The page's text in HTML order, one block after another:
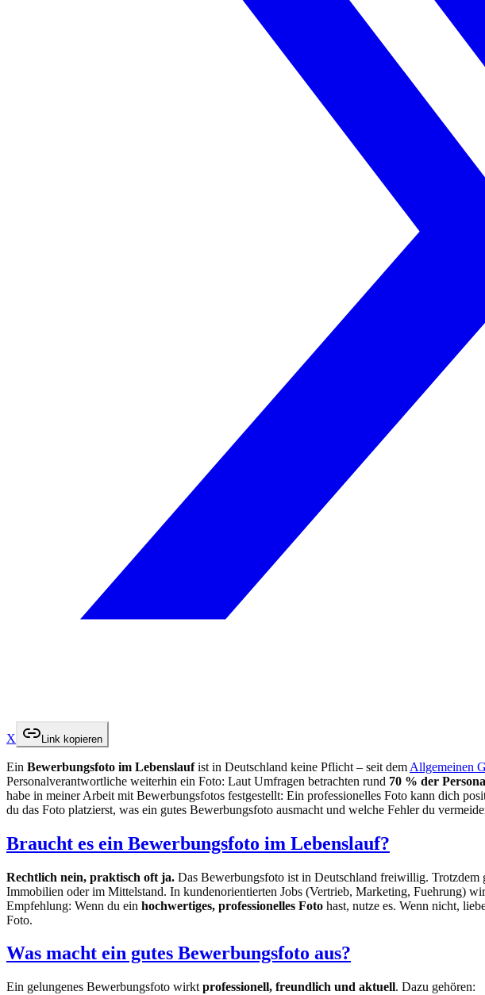
X Link kopieren
Ein Bewerbungsfoto im Lebenslaufist in Deutschland keine Pflicht – seit dem Allgemeinen
Personalverantwortliche weiterhin ein Foto: Laut Umfragen betrachten rund 70 % der
habe in meiner Arbeit mit Bewerbungsfotos festgestellt: Ein professionelles Foto kann dich
du das Foto platzierst, was ein gutes Bewerbungsfoto ausmacht und welche Fehler du
Braucht es ein Bewerbungsfoto im Lebenslauf?
Rechtlich nein, praktisch oft ja. Das Bewerbungsfoto ist in Deutschland freiwillig. Trotzdem
Immobilien oder im Mittelstand. In kundenorientierten Jobs (Vertrieb, Marketing, Fuehrung)
Empfehlung: Wenn du ein hochwertiges, professionelles Foto hast, nutze es. Wenn nicht,
Foto.
Was macht ein gutes Bewerbungsfoto aus?
Ein gelungenes Bewerbungsfoto wirkt professionell, freundlich und aktuell. Dazu gehören: